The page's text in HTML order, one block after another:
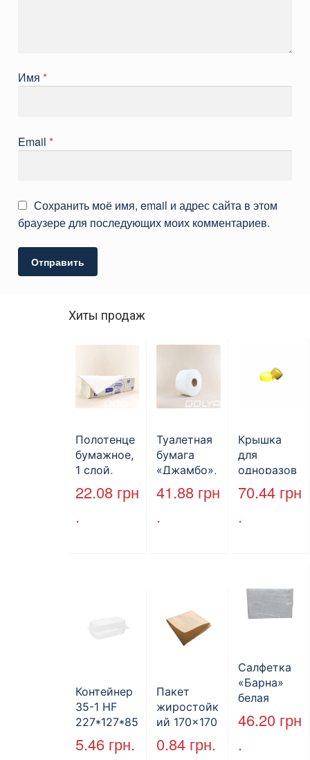
Имя *
Email *
Сохранить моё имя, email и адрес сайта в этом
браузере для последующих моих комментариев.
Хиты продаж
Полотенце
бумажное,
1 слой,
макулатура
, VV тип
22.08 грн
.
Туалетная
бумага
«Джамбо»,
B2B
Service,
41.88 грн
.
Крышка
для
одноразов
ой
бутылки,
70.44 грн
.
Контейнер
35-1 HF
227*127*85
мм
(1700мл)
5.46 грн.
Пакет
жиростойк
ий 170×170
мм, уголок,
коричневы
0.84 грн.
Салфетка
«Барна»
белая
PAPERO
500 шт (6/
46.20 грн
.